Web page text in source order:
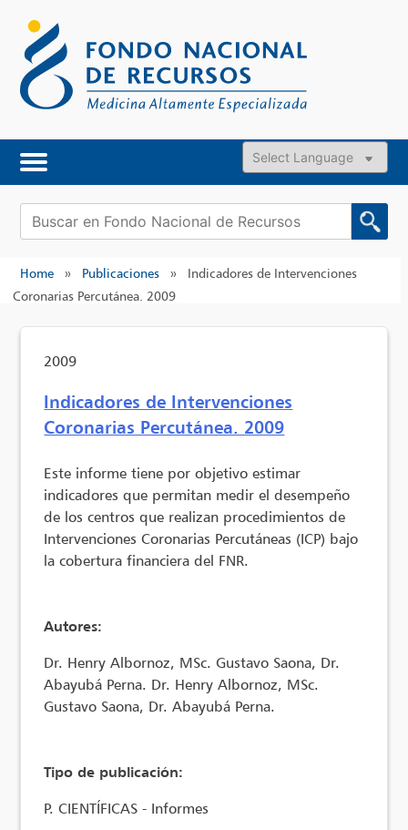
content
Powered by
Buscar:
Home » Publicaciones »
Indicadores de Intervenciones
Coronarias Percutánea. 2009
2009
Indicadores de Intervenciones
Coronarias Percutánea. 2009
Este informe tiene por objetivo estimar
indicadores que permitan medir el desempeño
de los centros que realizan procedimientos de
Intervenciones Coronarias Percutáneas (ICP) bajo
la cobertura financiera del FNR.
Autores:
Dr. Henry Albornoz, MSc. Gustavo Saona, Dr.
Abayubá Perna. Dr. Henry Albornoz, MSc.
Gustavo Saona, Dr. Abayubá Perna.
Tipo de publicación:
P. CIENTÍFICAS - Informes